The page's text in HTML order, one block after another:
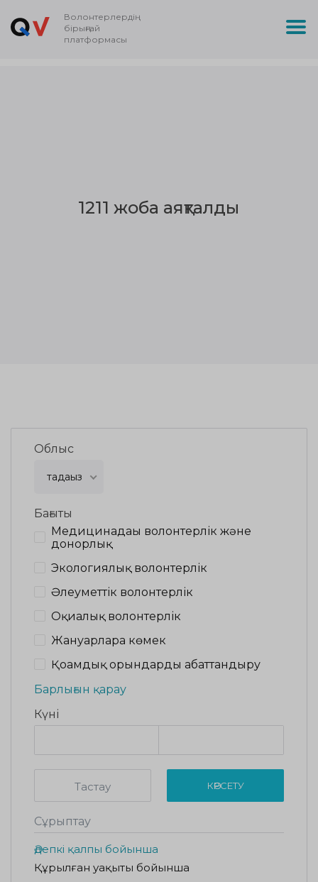
Волонтерлердің
бірыңғай
платформасы
1211 жоба аяқталды
Облыс
таңдаңыз
Бағыты
Медицинадағы волонтерлік және
донорлық
Экологиялық волонтерлік
Әлеуметтік волонтерлік
Оқиғалық волонтерлік
Жануарларға көмек
Қоғамдық орындарды абаттандыру
Барлығын қарау
Күні
Тастау КӨРСЕТУ
Сұрыптау
Әдепкі қалпы бойынша
Құрылған уақыты бойынша